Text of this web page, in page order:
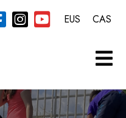
EUS CAS